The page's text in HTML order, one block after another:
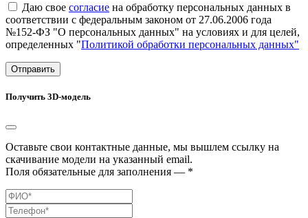
Даю свое согласие на обработку персональных данных в
соответствии с федеральным законом от 27.06.2006 года
№152-ФЗ "О персональных данных" на условиях и для целей,
определенных "Политикой обработки персональных данных"
Отправить
Получить 3D-модель
Оставьте свои контактные данные, мы вышлем ссылку на
скачивание модели на указанный email.
Поля обязательные для заполнения — *